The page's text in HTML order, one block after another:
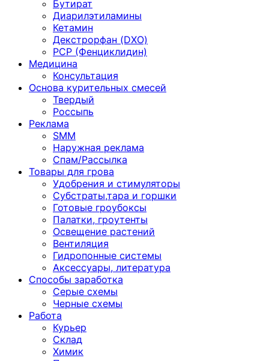
Бутират
Диарилэтиламины
Кетамин
Декстрорфан (DXO)
PCP (Фенциклидин)
Медицина
Консультация
Основа курительных смесей
Твердый
Россыпь
Реклама
SMM
Наружная реклама
Спам/Рассылка
Товары для грова
Удобрения и стимуляторы
Субстраты,тара и горшки
Готовые гроубоксы
Палатки, гроутенты
Освещение растений
Вентиляция
Гидропонные системы
Аксессуары, литература
Способы заработка
Серые схемы
Черные схемы
Работа
Курьер
Склад
Химик